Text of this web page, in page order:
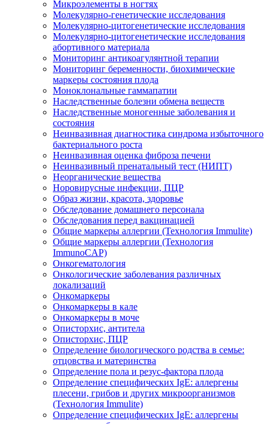
Микроэлементы в ногтях
Молекулярно-генетические исследования
Молекулярно-цитогенетические исследования
Молекулярно-цитогенетические исследования
абортивного материала
Мониторинг антикоагулянтной терапии
Мониторинг беременности, биохимические
маркеры состояния плода
Моноклональные гаммапатии
Наследственные болезни обмена веществ
Наследственные моногенные заболевания и
состояния
Неинвазивная диагностика синдрома избыточного
бактериального роста
Неинвазивная оценка фиброза печени
Неинвазивный пренатальный тест (НИПТ)
Неорганические вещества
Норовирусные инфекции, ПЦР
Образ жизни, красота, здоровье
Обследование домашнего персонала
Обследования перед вакцинацией
Общие маркеры аллергии (Технология Immulite)
Общие маркеры аллергии (Технология
ImmunoCAP)
Онкогематология
Онкологические заболевания различных
локализаций
Онкомаркеры
Онкомаркеры в кале
Онкомаркеры в моче
Описторхис, антитела
Описторхис, ПЦР
Определение биологического родства в семье:
отцовства и материнства
Определение пола и резус-фактора плода
Определение специфических IgE: аллергены
плесени, грибов и других микроорганизмов
(Технология Immulite)
Определение специфических IgE: аллергены